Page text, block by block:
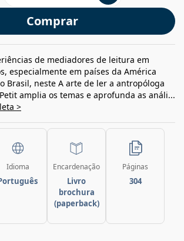
Comprar
de mediadores de leitura em
especialmente em países da América
Brasil, neste A arte de ler a antropóloga
amplia os temas e aprofunda as análi...
>
Idioma Encardenação
Livro
brochura
(paperback)
Páginas
304